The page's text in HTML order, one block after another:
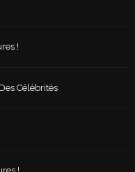
!
Célébrités